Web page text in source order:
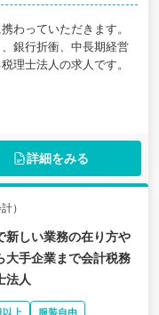
わっていただきます。
銀行折衝、中長期経営
理士法人の求人です。
詳細をみる
）
新しい業務の在り方や
大手企業まで会計税務
法人
以上
服装自由